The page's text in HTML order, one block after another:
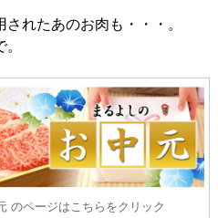
れたあのお肉も・・・。
のページはこちらをクリック